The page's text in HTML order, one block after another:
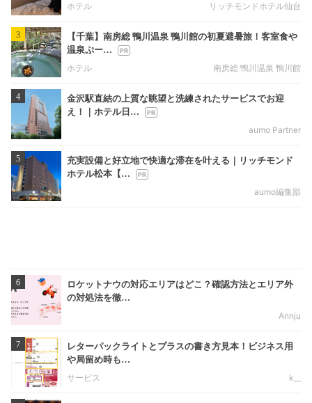
ホテル
リッチモンドホテル仙台
3
【千葉】南房総 鴨川温泉 鴨川館の初夏避暑旅！客室食や
温泉ぷー…
ホテル
南房総 鴨川温泉 鴨川館
4
金沢駅直結の上質な眺望と洗練されたサービスでお迎
え！｜ホテル日…
aumo Partner
5
充実設備と好立地で快適な滞在を叶える｜リッチモンド
ホテル松本【…
aumo編集部
6
ロケットナウの対応エリアはどこ？確認方法とエリア外
の対処法を徹…
Annju
7
レターパックライトとプラスの書き方見本！ビジネス用
や局留め時も…
サービス
k__